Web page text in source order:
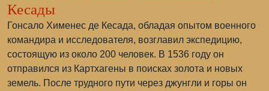
Кесады
Гонсало Хименес де Кесада, обладая опытом военного
командира и исследователя, возглавил экспедицию,
состоящую из около 200 человек. В 1536 году он
отправился из Картхагены в поисках золота и новых
земель. После трудного пути через джунгли и горы он